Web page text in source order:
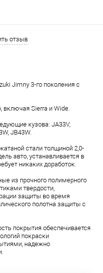
отзыв
Jimny 3-го поколения с
включая Sierra и Wide.
кузова: JA33V,
JB43W.
стали толщиной 2,0-
авто, устанавливается в
никаких доработок.
из прочного полимерного
твердости,
защиты во время
полотна защиты с
покрытия обеспечивается
покраски
надежно